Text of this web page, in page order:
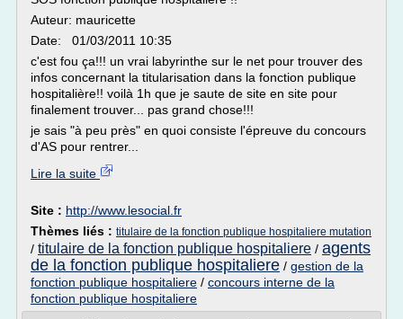
Auteur: mauricette
Date: 01/03/2011 10:35
c'est fou ça!!! un vrai labyrinthe sur le net pour trouver des
infos concernant la titularisation dans la fonction publique
hospitalière!! voilà 1h que je saute de site en site pour
finalement trouver... pas grand chose!!!
je sais "à peu près" en quoi consiste l'épreuve du concours
d'AS pour rentrer...
Lire la suite
Site : http://www.lesocial.fr
Thèmes liés : titulaire de la fonction publique hospitaliere mutation
/ titulaire de la fonction publique hospitaliere / agents
de la fonction publique hospitaliere / gestion de la
fonction publique hospitaliere / concours interne de la
fonction publique hospitaliere